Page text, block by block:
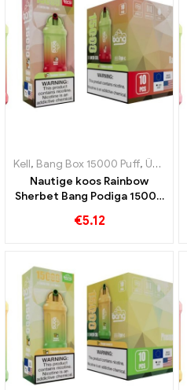
Kell, Bang Box 15000 Puff, Ühekordsed e-sigaretid Rootsi
Nautige koos Rainbow
Sherbet Bang Podiga 15000
erinevate puuviljase
€5.12